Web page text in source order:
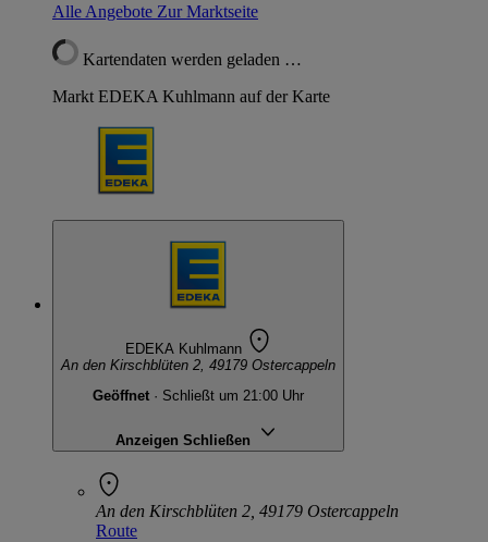
Alle Angebote Zur Marktseite
Kartendaten werden geladen …
Markt EDEKA Kuhlmann auf der Karte
EDEKA Kuhlmann
An den Kirschblüten 2, 49179 Ostercappeln
Geöffnet · Schließt um 21:00 Uhr
Anzeigen Schließen
An den Kirschblüten 2, 49179 Ostercappeln
Route